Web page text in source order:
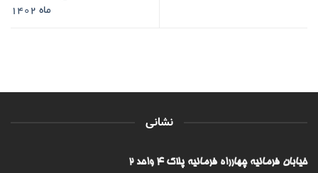
ماه 1402
نشانی
خیابان فرمانیه چهارراه فرمانیه پلاک ۴ واحد ۲